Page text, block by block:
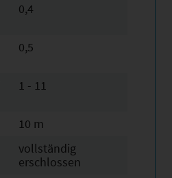
0,4
0,5
1 - 11
10 m
vollständig
erschlossen